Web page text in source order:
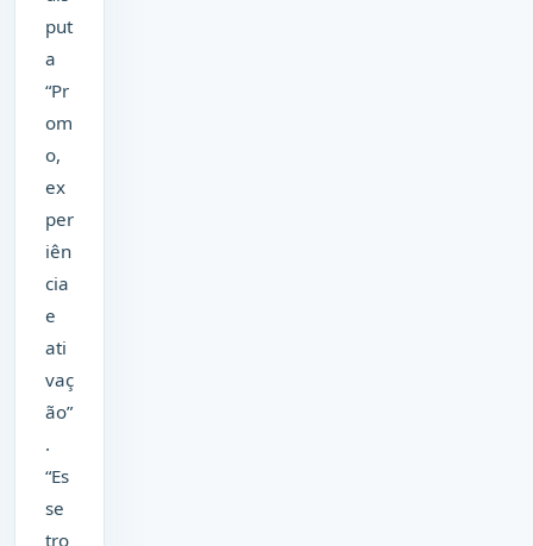
put
a
“Pr
om
o,
ex
per
iên
cia
e
ati
vaç
ão”
.
“Es
se
tro